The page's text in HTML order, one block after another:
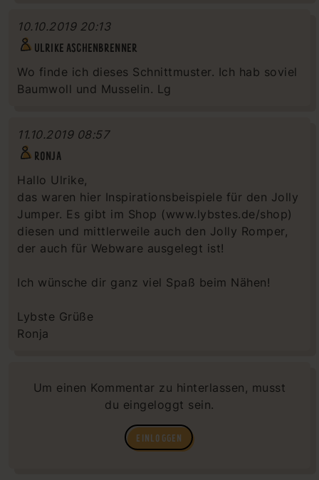
ULRIKE ASCHENBRENNER
10.10.2019 20:13
Wo finde ich dieses Schnittmuster. Ich hab soviel
Baumwoll und Musselin. Lg
RONJA
11.10.2019 08:57
Hallo Ulrike,
das waren hier Inspirationsbeispiele für den Jolly
Jumper. Es gibt im Shop (www.lybstes.de/shop)
diesen und mittlerweile auch den Jolly Romper,
der auch für Webware ausgelegt ist!
Ich wünsche dir ganz viel Spaß beim Nähen!
Lybste Grüße
Ronja
Um einen Kommentar zu hinterlassen, musst
du eingeloggt sein.
EINLOGGEN